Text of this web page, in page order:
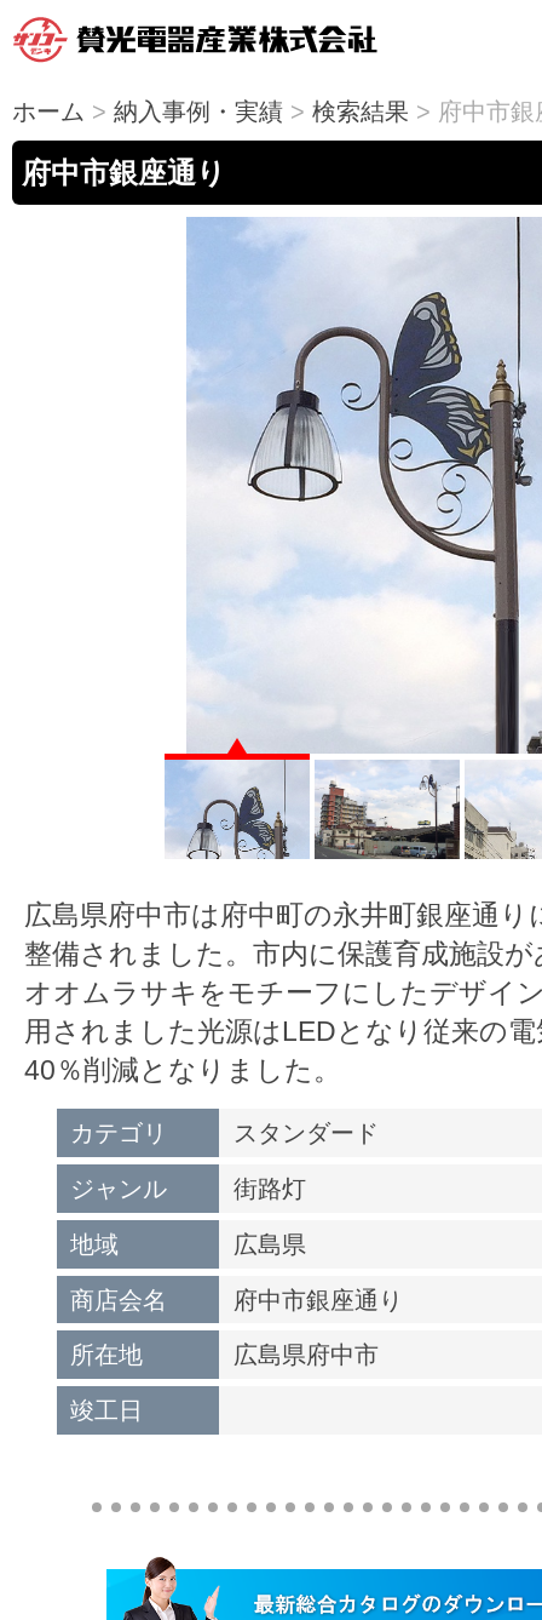
ホーム > 納入事例・実績 > 検索結果 > 府中市銀
府中市銀座通り
広島県府中市は府中町の永井町銀座通
整備されました。市内に保護育成施設
オオムラサキをモチーフにしたデザイ
用されました光源はLEDとなり従来の
40％削減となりました。
カテゴリ スタンダード
ジャンル 街路灯
地域 広島県
商店会名 府中市銀座通り
所在地 広島県府中市
竣工日